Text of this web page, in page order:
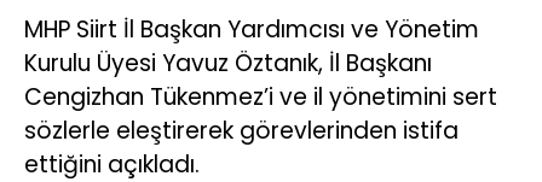
MHP Siirt İl Başkan Yardımcısı ve Yönetim
Kurulu Üyesi Yavuz Öztanık, İl Başkanı
Cengizhan Tükenmez’i ve il yönetimini sert
sözlerle eleştirerek görevlerinden istifa
ettiğini açıkladı.